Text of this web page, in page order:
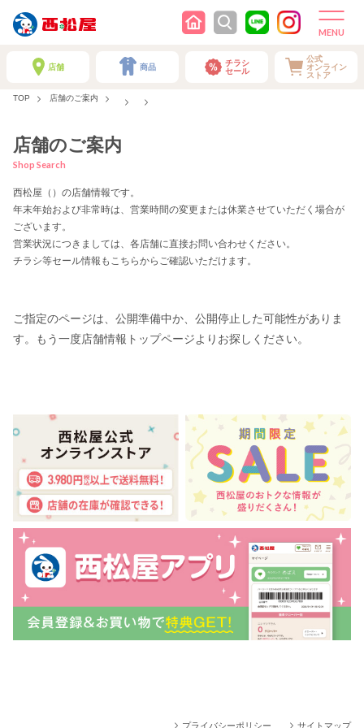
店舗 商品
チラシ
セール
公式
オンライン
ストア
TOP 店舗のご案内
店舗のご案内
Shop Search
西松屋（）の店舗情報です。
年末年始および非常時は、営業時間の変更または休業させていただく場合が
ございます。
営業状況につきましては、各店舗に直接お問い合わせください。
チラシ等セール情報もこちらからご確認いただけます。
ご指定のページは、公開準備中か、公開停止した可能性がありま
す。もう一度店舗情報トップページよりお探しください。
プライバシーポリシー サイトマップ